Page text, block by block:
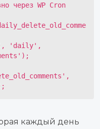
через WP Cron
каждый день